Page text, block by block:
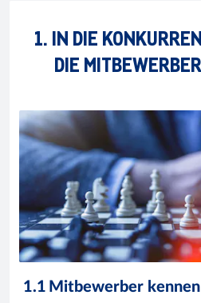
1. IN DIE
DIE
1.1 Mitbewerber kennen